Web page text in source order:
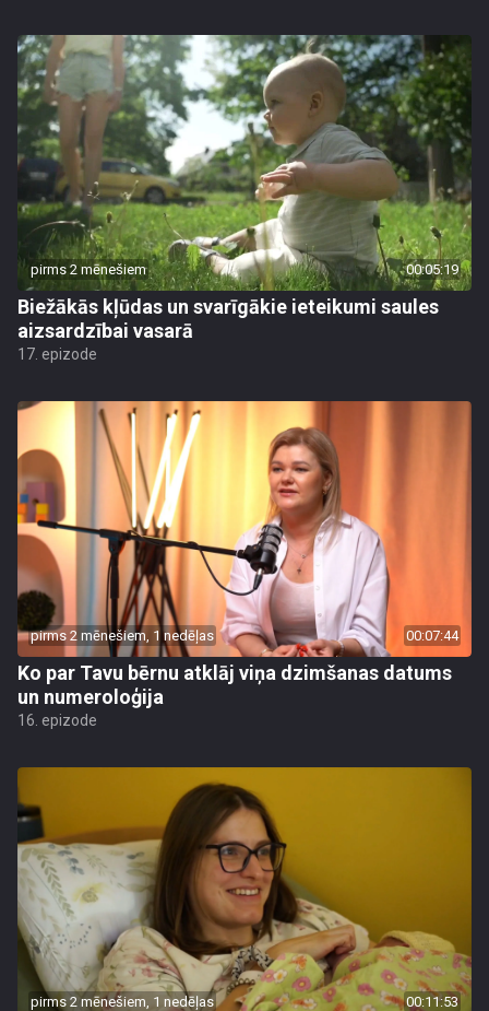
pirms 2 mēnešiem 00:05:19
Biežākās kļūdas un svarīgākie ieteikumi saules
aizsardzībai vasarā
17. epizode
pirms 2 mēnešiem, 1 nedēļas 00:07:44
Ko par Tavu bērnu atklāj viņa dzimšanas datums
un numeroloģija
16. epizode
pirms 2 mēnešiem, 1 nedēļas 00:11:53